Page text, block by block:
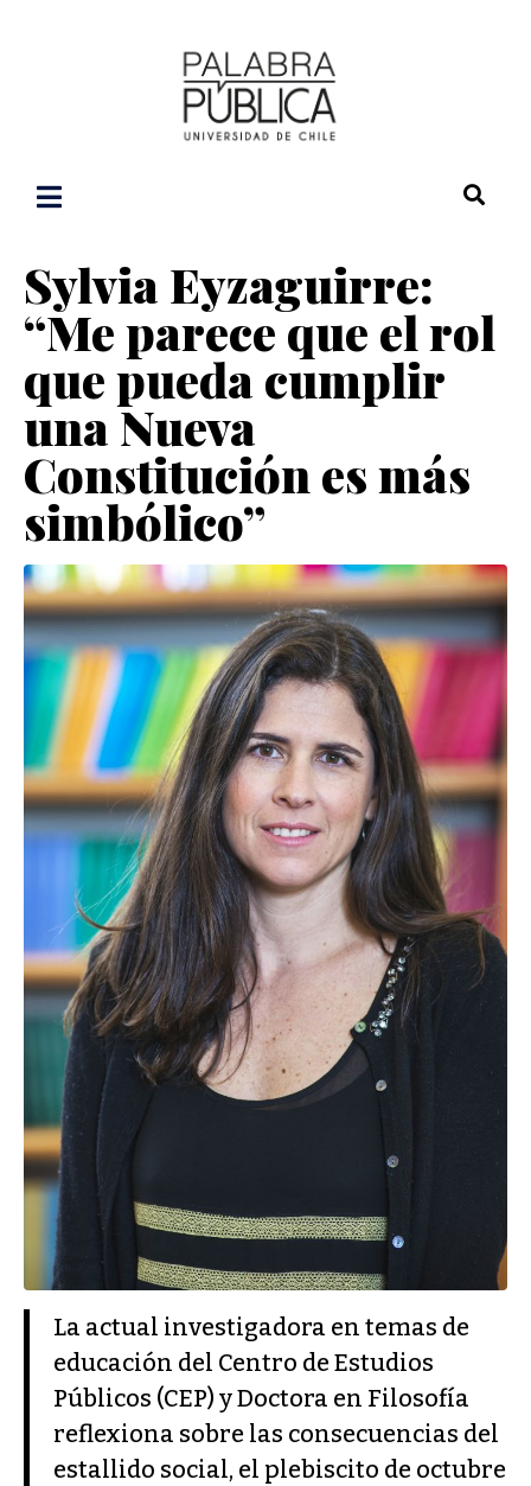
Sylvia Eyzaguirre:
“Me parece que el rol
que pueda cumplir
una Nueva
Constitución es más
simbólico”
La actual investigadora en temas de
educación del Centro de Estudios
Públicos (CEP) y Doctora en Filosofía
reflexiona sobre las consecuencias del
estallido social, el plebiscito de octubre